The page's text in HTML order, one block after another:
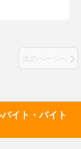
次のページへ
イト・バイト